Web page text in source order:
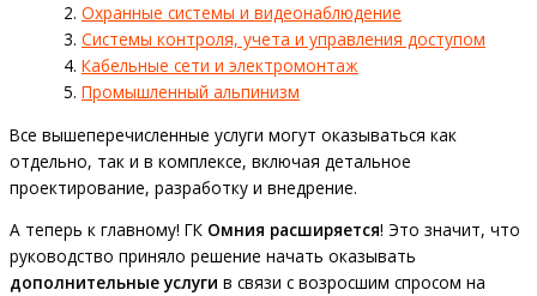
Охранные системы и видеонаблюдение
Системы контроля, учета и управления доступом
Кабельные сети и электромонтаж
Промышленный альпинизм
Все вышеперечисленные услуги могут оказываться как
отдельно, так и в комплексе, включая детальное
проектирование, разработку и внедрение.
А теперь к главному! ГК Омния расширяется! Это значит, что
руководство приняло решение начать оказывать
дополнительные услуги в связи с возросшим спросом на